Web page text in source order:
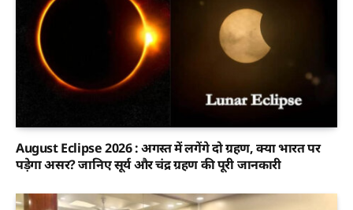
August Eclipse 2026 : अगस्त में लगेंगे दो ग्रहण, क्या भारत पर
पड़ेगा असर? जानिए सूर्य और चंद्र ग्रहण की पूरी जानकारी